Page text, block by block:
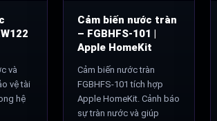
và
vệ tài
hệ
Cảm biến nước tràn
– FGBHFS-101 |
Apple HomeKit
Cảm biến nước tràn
FGBHFS-101 tích hợp
Apple HomeKit. Cảnh báo
sự tràn nước và giúp